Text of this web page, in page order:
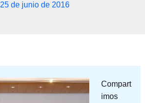
25 de junio de 2016
Compart
imos